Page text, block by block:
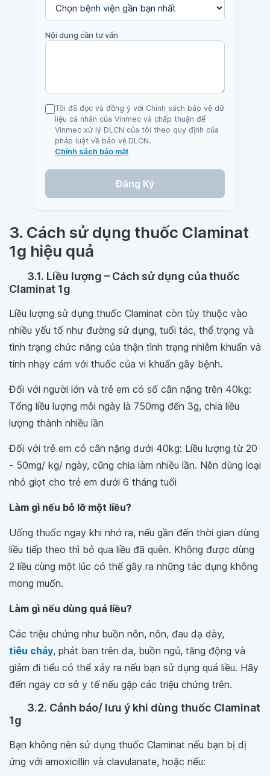
Nội dung cần tư vấn
Tôi đã đọc và đồng ý với Chính sách bảo vệ dữ
liệu cá nhân của Vinmec và chấp thuận để
Vinmec xử lý DLCN của tôi theo quy định của
pháp luật về bảo vệ DLCN.
Chính sách bảo mật
Đăng Ký
3. Cách sử dụng thuốc Claminat
1g hiệu quả
3.1. Liều lượng – Cách sử dụng của thuốc
Claminat 1g
Liều lượng sử dụng thuốc Claminat còn tùy thuộc vào
nhiều yếu tố như đường sử dụng, tuổi tác, thể trọng và
tình trạng chức năng của thận tình trạng nhiễm khuẩn và
tính nhạy cảm với thuốc của vi khuẩn gây bệnh.
Đối với người lớn và trẻ em có số cân nặng trên 40kg:
Tổng liều lượng mỗi ngày là 750mg đến 3g, chia liều
lượng thành nhiều lần
Đối với trẻ em có cân nặng dưới 40kg: Liều lượng từ 20
- 50mg/ kg/ ngày, cũng chia làm nhiều lần. Nên dùng loại
nhỏ giọt cho trẻ em dưới 6 tháng tuổi
Làm gì nếu bỏ lỡ một liều?
Uống thuốc ngay khi nhớ ra, nếu gần đến thời gian dùng
liều tiếp theo thì bỏ qua liều đã quên. Không được dùng
2 liều cùng một lúc có thể gây ra những tác dụng không
mong muốn.
Làm gì nếu dùng quá liều?
Các triệu chứng như buồn nôn, nôn, đau dạ dày,
tiêu chảy, phát ban trên da, buồn ngủ, tăng động và
giảm đi tiểu có thể xảy ra nếu bạn sử dụng quá liều. Hãy
đến ngay cơ sở y tế nếu gặp các triệu chứng trên.
3.2. Cảnh báo/ lưu ý khi dùng thuốc Claminat
1g
Bạn không nên sử dụng thuốc Claminat nếu bạn bị dị
ứng với amoxicillin và clavulanate, hoặc nếu: